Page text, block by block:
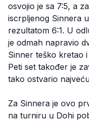
osvojio je sa 7:5, a
iscrpljenog Sinnera
rezultatom 6:1. U
je odmah napravio
Sinner teško kretao
Peti set također je
tako ostvario
Za Sinnera je ovo
na turniru u Dohi